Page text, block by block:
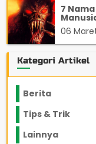
7
06
Kategori Artikel
Berita
Tips & Trik
Lainnya